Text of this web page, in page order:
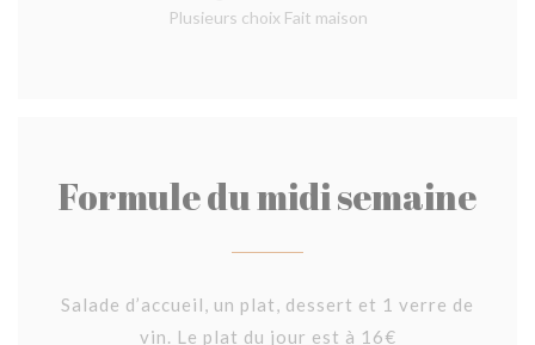
Plusieurs choix Fait maison
Formule du midi semaine
Salade d’accueil, un plat, dessert et 1 verre de
vin. Le plat du jour est à 16€